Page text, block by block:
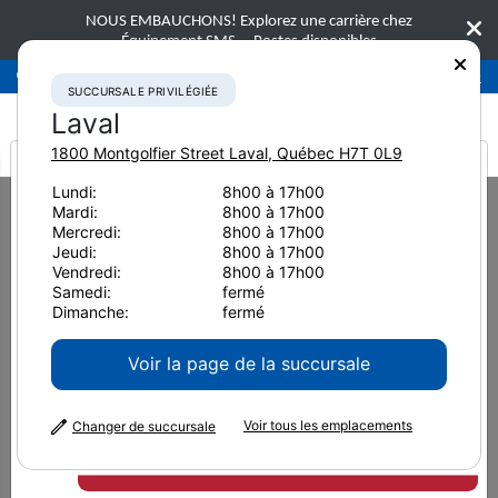
NOUS EMBAUCHONS! Explorez une carrière chez
Équipement SMS. Postes disponibles
Succursale privilégiéeLaval 450-781-9600
Home Nouvelles et ressources Article de presse
Active ou manuelle, selon l’alerte
Active ou manuelle, selon
l’alerte
It looks like you are
from America
SUCCURSALE PRIVILÉGIÉE
Laval
1800 Montgolfier Street Laval, Québec H7T 0L9
Lundi:
8h00 à 17h00
Mardi:
8h00 à 17h00
Mercredi:
8h00 à 17h00
Jeudi:
8h00 à 17h00
Vendredi:
8h00 à 17h00
Samedi:
fermé
Dimanche:
fermé
Voir la page de la succursale
Changer de succursale Voir tous les emplacements